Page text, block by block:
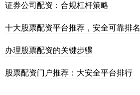
证券公司配资：合规杠杆策略
十大股票配资平台推荐，安全可靠排名
办理股票配资的关键步骤
股票配资门户推荐：大安全平台排行